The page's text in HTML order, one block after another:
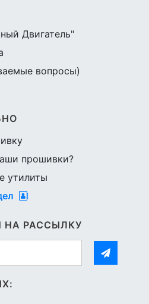
Двигатель"
вопросы)
прошивки?
утилиты
НА РАССЫЛКУ